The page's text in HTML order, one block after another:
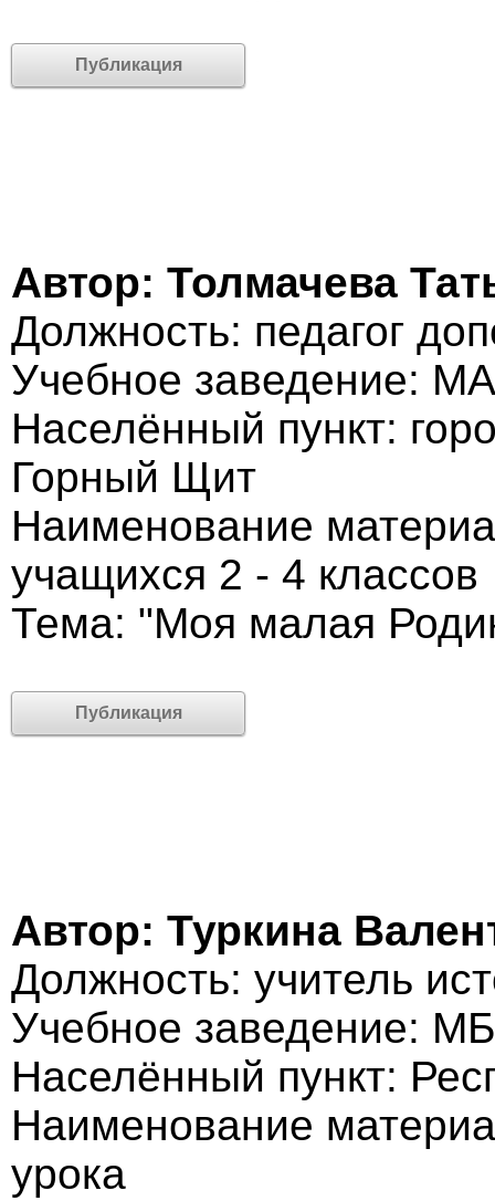
Публикация
Автор: Толмачева
Должность: педагог
Учебное заведение:
Населённый пункт:
Горный Щит
Наименование
учащихся 2 - 4 классов
Тема: "Моя малая
Публикация
Автор: Туркина
Должность: учитель
Учебное заведение:
Населённый пункт:
Наименование
урока